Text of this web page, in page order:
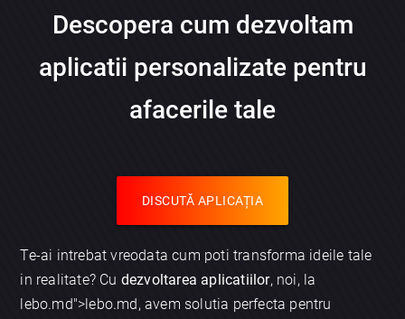
Descopera cum dezvoltam
aplicatii personalizate pentru
afacerile tale
DISCUTĂ APLICAȚIA
Te-ai intrebat vreodata cum poti transforma ideile tale
in realitate? Cu dezvoltarea aplicatiilor, noi, la
lebo.md">lebo.md, avem solutia perfecta pentru